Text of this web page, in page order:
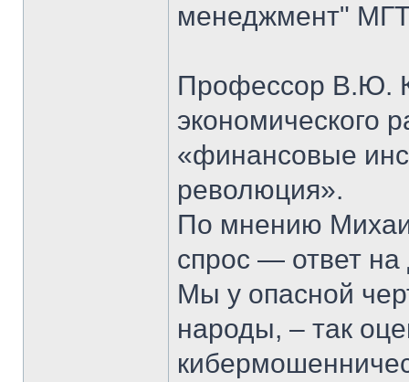
менеджмент"
Профессор В.Ю.
экономического
«финансовые
революция».
По мнению
спрос — ответ
Мы у опасной
народы, – так